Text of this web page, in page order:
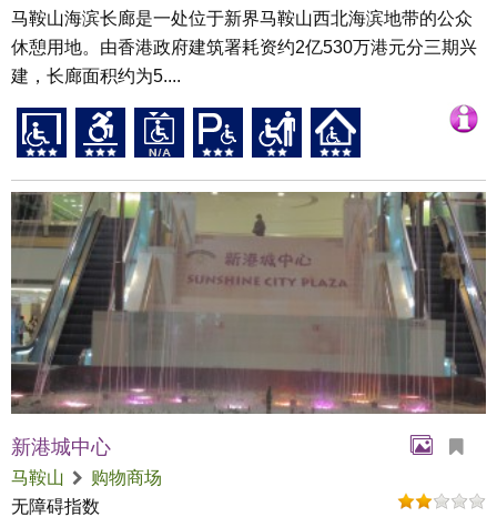
马鞍山海滨长廊是一处位于新界马鞍山西北海滨地带的公众
休憩用地。由香港政府建筑署耗资约2亿530万港元分三期兴
建，长廊面积约为5....
新港城中心
马鞍山
购物商场
无障碍指数